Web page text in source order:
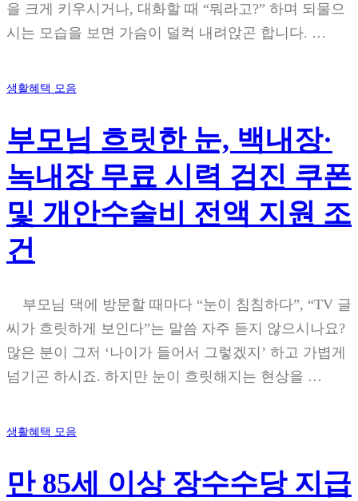
을 크게 키우시거나, 대화할 때 “뭐라고?” 하며 되물으
시는 모습을 보면 가슴이 덜컥 내려앉곤 합니다. …
생활혜택 모음
부모님 흐릿한 눈, 백내장·
녹내장 무료 시력 검진 쿠폰
및 개안수술비 전액 지원 조
건
부모님 댁에 방문할 때마다 “눈이 침침하다”, “TV 글
씨가 흐릿하게 보인다”는 말씀 자주 듣지 않으시나요?
많은 분이 그저 ‘나이가 들어서 그렇겠지’ 하고 가볍게
넘기곤 하시죠. 하지만 눈이 흐릿해지는 현상을 …
생활혜택 모음
만 85세 이상 장수수당 지급